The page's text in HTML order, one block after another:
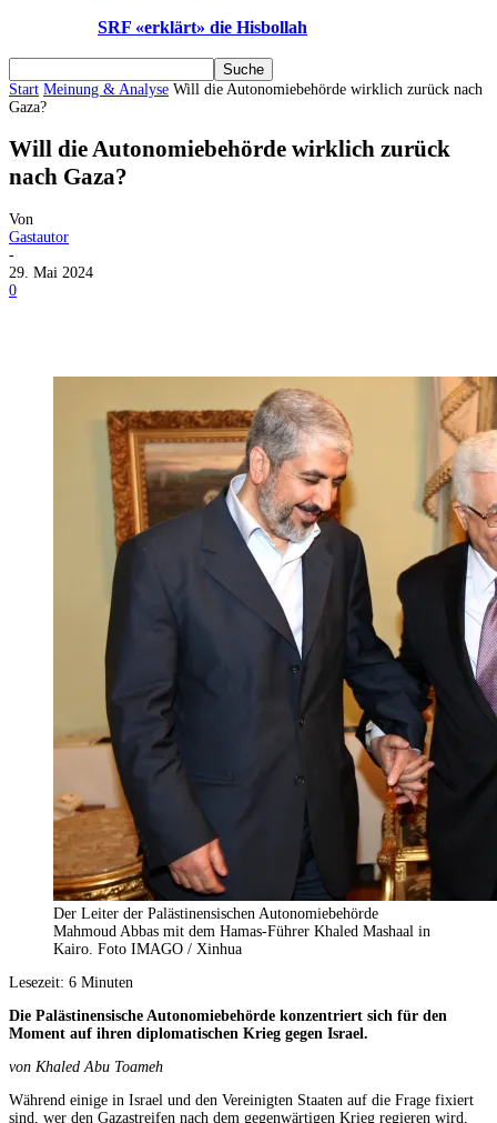
SRF «erklärt» die Hisbollah
Start Meinung & Analyse Will die Autonomiebehörde wirklich zurück nach
Gaza?
Will die Autonomiebehörde wirklich zurück
nach Gaza?
Von
Gastautor
-
29. Mai 2024
0
Der Leiter der Palästinensischen Autonomiebehörde
Mahmoud Abbas mit dem Hamas-Führer Khaled Mashaal in
Kairo. Foto IMAGO / Xinhua
Lesezeit: 6 Minuten
Die Palästinensische Autonomiebehörde konzentriert sich für den
Moment auf ihren diplomatischen Krieg gegen Israel.
von Khaled Abu Toameh
Während einige in Israel und den Vereinigten Staaten auf die Frage fixiert
sind, wer den Gazastreifen nach dem gegenwärtigen Krieg regieren wird,